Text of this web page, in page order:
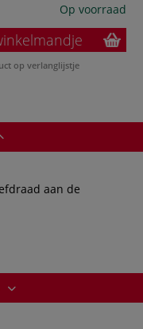
Op voorraad
op verlanglijstje
aan de